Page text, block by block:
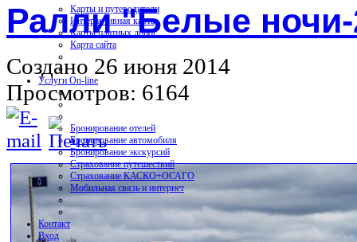
Карты и путеводители
Интерактивная карта
Карты платных дорог
Карта сайта
Услуги On-line
Бронирование отелей
Бронирование автомобиля
Бронирование экскурсий
Страхование путешествий
Страхование КАСКО+ОСАГО
Мобильная связь и интернет
Контакт
Вход
Ралли "Белые
Создано 26 июня 2014
Просмотров: 6164